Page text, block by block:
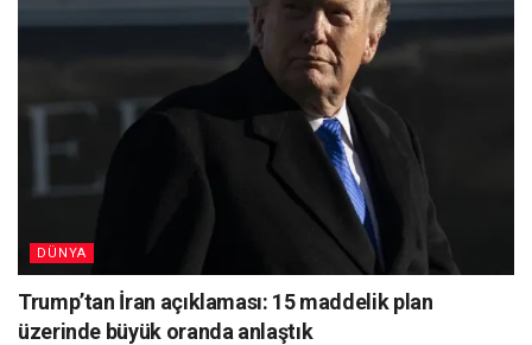
DÜNYA
Trump’tan İran açıklaması: 15 maddelik plan
üzerinde büyük oranda anlaştık